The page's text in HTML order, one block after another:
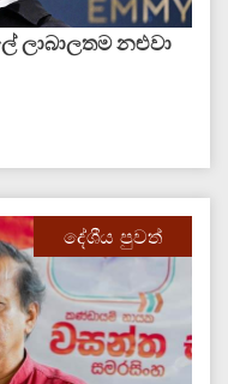
ලාබාලතම නළුවා
දේශීය පුවත්